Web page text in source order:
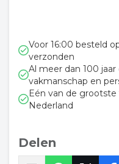
Voor 16:00 besteld
verzonden
Al meer dan 100
vakmanschap en
Eén van de
Nederland
Delen